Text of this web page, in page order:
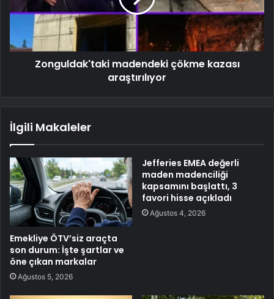
Zonguldak'taki madendeki çökme kazası
araştırılıyor
İlgili Makaleler
Emekliye ÖTV’siz araçta
son durum: İşte şartlar ve
öne çıkan markalar
Ağustos 5, 2026
Jefferies EMEA değerli
maden madenciliği
kapsamını başlattı, 3
favori hisse açıkladı
Ağustos 4, 2026